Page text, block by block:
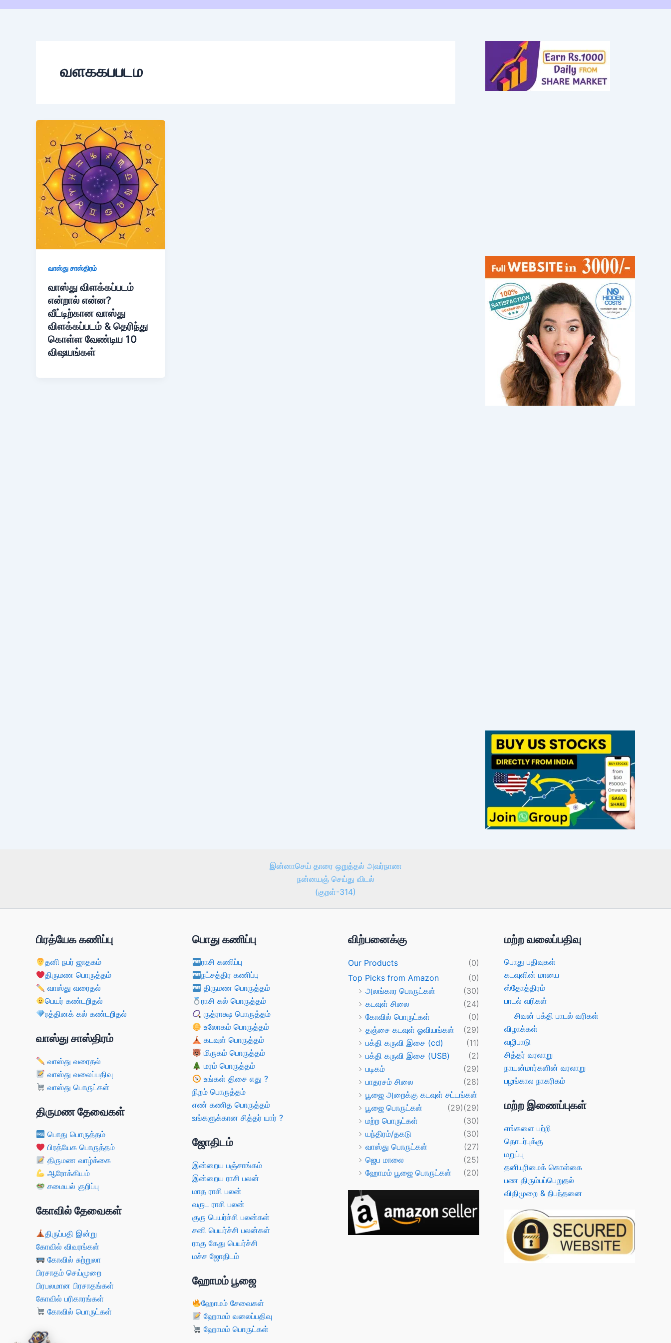
வளககபபடம
வாஸ்து சாஸ்திரம்
வாஸ்து விளக்கப்படம்
என்றால் என்ன?
வீட்டிற்கான வாஸ்து
விளக்கப்படம் & தெரிந்து
கொள்ள வேண்டிய 10
விஷயங்கள்
இன்னாசெய் தாரை ஒறுத்தல் அவர்நாண
நன்னயஞ் செய்து விடல்
(குறள்-314)
பிரத்யேக கணிப்பு
தனி நபர் ஜாதகம்
திருமண பொருத்தம்
வாஸ்து வரைதல்
பெயர் கண்டறிதல்
ரத்தினக் கல் கண்டறிதல்
வாஸ்து சாஸ்திரம்
வாஸ்து வரைதல்
வாஸ்து வலைப்பதிவு
வாஸ்து பொருட்கள்
திருமண தேவைகள்
பொது பொருத்தம்
பிரத்யேக பொருத்தம்
திருமண வாழ்க்கை
ஆரோக்கியம்
சமையல் குறிப்பு
கோவில் தேவைகள்
திருப்பதி இன்று
கோவில் விவரங்கள்
கோவில் சுற்றுலா
பிரசாதம் செய்முறை
பிரபலமான பிரசாதங்கள்
கோவில் பரிகாரங்கள்
கோவில் பொருட்கள்
பொது கணிப்பு
ராசி கணிப்பு
நட்சத்திர கணிப்பு
திருமண பொருத்தம்
ராசி கல் பொருத்தம்
ருத்ராக்ஷ பொருத்தம்
உலோகம் பொருத்தம்
கடவுள் பொருத்தம்
மிருகம் பொருத்தம்
மரம் பொருத்தம்
உங்கள் திசை எது ?
நிறம் பொருத்தம்
எண் கணித பொருத்தம்
உங்களுக்கான சித்தர் யார் ?
ஜோதிடம்
இன்றைய பஞ்சாங்கம்
இன்றைய ராசி பலன்
மாத ராசி பலன்
வருட ராசி பலன்
குரு பெயர்ச்சி பலன்கள்
சனி பெயர்ச்சி பலன்கள்
ராகு கேது பெயர்ச்சி
மச்ச ஜோதிடம்
ஹோமம் பூஜை
ஹோமம் சேவைகள்
ஹோமம் வலைப்பதிவு
ஹோமம் பொருட்கள்
விற்பனைக்கு
Our Products
(0)
Top Picks from Amazon
(0)
அலங்கார பொருட்கள்
(30)
கடவுள் சிலை
(24)
கோவில் பொருட்கள்
(0)
தஞ்சை கடவுள் ஓவியங்கள்
(29)
பக்தி கருவி இசை (cd)
(11)
பக்தி கருவி இசை (USB)
(2)
படிகம்
(29)
பாதரசம் சிலை
(28)
பூஜை அறைக்கு கடவுள் சட்டங்கள்
(29)
பூஜை பொருட்கள்
(29)
மற்ற பொருட்கள்
(30)
யந்திரம்/தகடு
(30)
வாஸ்து பொருட்கள்
(27)
ஜெப மாலை
(25)
ஹோமம் பூஜை பொருட்கள்
(20)
மற்ற வலைப்பதிவு
பொது பதிவுகள்
கடவுளின் மாயை
ஸ்தோத்திரம்
பாடல் வரிகள்
சிவன் பக்தி பாடல் வரிகள்
விழாக்கள்
வழிபாடு
சித்தர் வரலாறு
நாயன்மார்களின் வரலாறு
பழங்கால நாகரிகம்
மற்ற இணைப்புகள்
எங்களை பற்றி
தொடர்புக்கு
மறுப்பு
தனியுரிமைக் கொள்கை
பண திரும்பப்பெறுதல்
விதிமுறை & நிபந்தனை